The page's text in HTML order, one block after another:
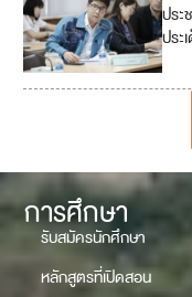
ประ
ประ
การศึกษา
รับสมัครนักศึกษา
หลักสูตรที่เปิดสอน